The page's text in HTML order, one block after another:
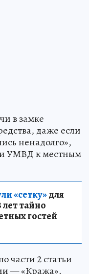
в замке
даже если
ненадолго»,
УМВД к местным
«сетку»для
тайно
гостей
части 2 статьи
— «Кража».